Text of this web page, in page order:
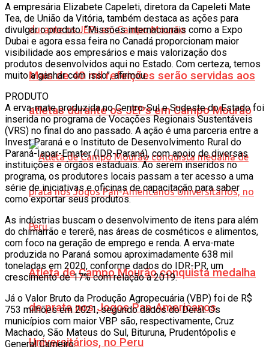
Mais de 40 mil refeições serão servidas aos
atletas durante os JEPs em Campo Mourão
Atleta de Campo Mourão conquista medalha
de prata nos Jogos Pan-Americanos
Universitários, no Peru
A empresária Elizabete Capeleti, diretora da Capeleti Mate
Tea, de União da Vitória, também destaca as ações para
divulgar o produto. “Missões internacionais como a Expo
Dubai e agora essa feira no Canadá proporcionam maior
visibilidade aos empresários e mais valorização dos
produtos desenvolvidos aqui no Estado. Com certeza, temos
muito a ganhar com isso”, afirmou.
PRODUTO
A erva-mate produzida no Centro-Sul e Sudeste do Estado foi
inserida no programa de Vocações Regionais Sustentáveis
(VRS) no final do ano passado. A ação é uma parceria entre a
Invest Paraná e o Instituto de Desenvolvimento Rural do
Paraná-Iapar-Emater (IDR-Paraná), com apoio de diversas
instituições e órgãos estaduais. Ao serem inseridos no
programa, os produtores locais passam a ter acesso a uma
série de iniciativas e oficinas de capacitação para saber
como exportar seus produtos.
As indústrias buscam o desenvolvimento de itens para além
do chimarrão e tererê, nas áreas de cosméticos e alimentos,
com foco na geração de emprego e renda. A erva-mate
produzida no Paraná somou aproximadamente 638 mil
toneladas em 2020, conforme dados do IDR-PR, um
crescimento de 17% com relação a 2019.
Já o Valor Bruto da Produção Agropecuária (VBP) foi de R$
753 milhões em 2021, segundo dados do Deral. Os
municípios com maior VBP são, respectivamente, Cruz
Machado, São Mateus do Sul, Bituruna, Prudentópolis e
General Carneiro.